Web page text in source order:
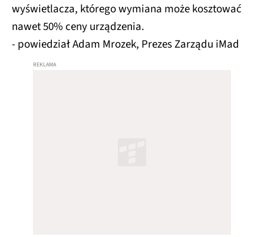
wyświetlacza, którego wymiana może kosztować
nawet 50% ceny urządzenia.
- powiedział Adam Mrozek, Prezes Zarządu iMad